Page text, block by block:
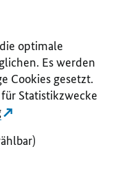
optimale
Es werden
Cookies gesetzt.
Statistikzwecke